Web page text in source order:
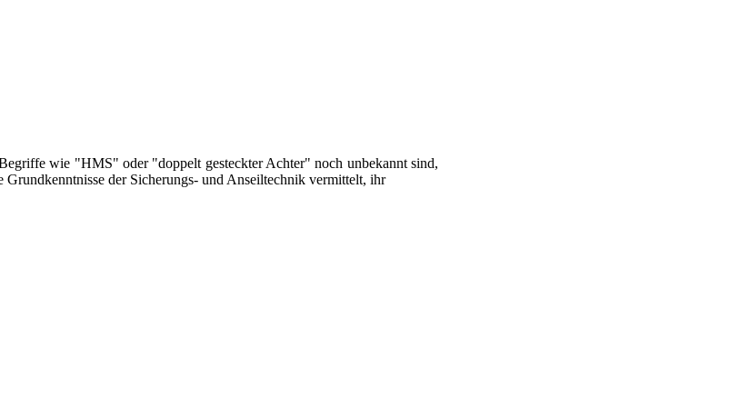
wie "HMS" oder "doppelt gesteckter Achter" noch unbekannt sind,
der Sicherungs- und Anseiltechnik vermittelt, ihr